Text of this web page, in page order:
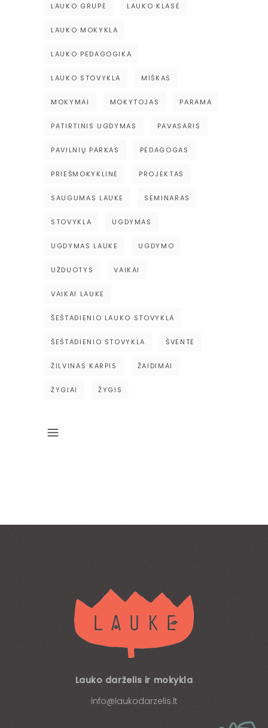
LAUKO GRUPĖ LAUKO KLASĖ
LAUKO MOKYKLA
LAUKO PEDAGOGIKA
LAUKO STOVYKLA MIŠKAS
MOKYMAI MOKYTOJAS PARAMA
PATIRTINIS UGDYMAS PAVASARIS
PAVILNIŲ PARKAS PEDAGOGAS
PRIEŠMOKYKLINĖ PROJEKTAS
SAUGUMAS LAUKE SEMINARAS
STOVYKLA UGDYMAS
UGDYMAS LAUKE UGDYMO
UŽDUOTYS VAIKAI
VAIKAI LAUKE
ŠEŠTADIENIO LAUKO STOVYKLA
ŠEŠTADIENIO STOVYKLA ŠVENTĖ
ŽILVINAS KARPIS ŽAIDIMAI
ŽYGIAI ŽYGIS
Lauko darželis ir mokykla
info@laukodarzelis.lt